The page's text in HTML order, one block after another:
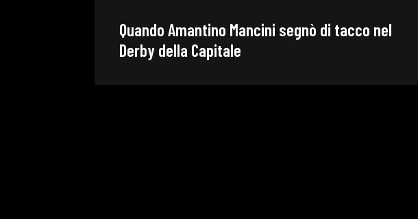
Quando Amantino Mancini segnò di tacco nel
Derby della Capitale